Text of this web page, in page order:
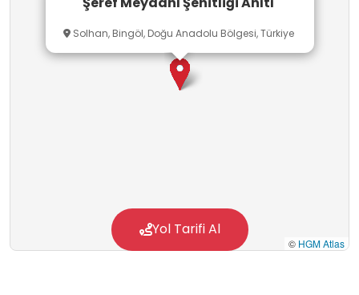
Solhan, Bingöl, Doğu Anadolu Bölgesi, Türkiye
© HGM Atlas
Yol Tarifi Al